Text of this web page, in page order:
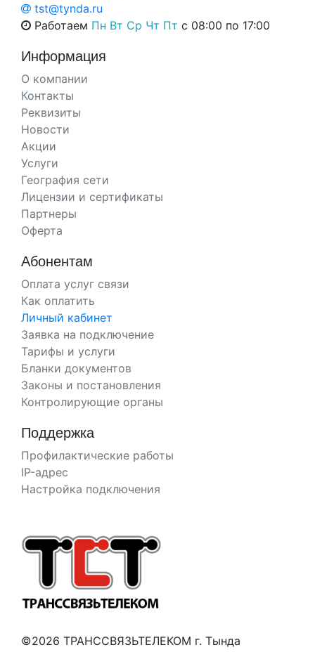
tst@tynda.ru
Работаем Пн Вт Ср Чт Пт с 08:00 по 17:00
Информация
О компании
Контакты
Реквизиты
Новости
Акции
Услуги
География сети
Лицензии и сертификаты
Партнеры
Оферта
Абонентам
Оплата услуг связи
Как оплатить
Личный кабинет
Заявка на подключение
Тарифы и услуги
Бланки документов
Законы и постановления
Контролирующие органы
Поддержка
Профилактические работы
IP-адрес
Настройка подключения
©2026 ТРАНССВЯЗЬТЕЛЕКОМ г. Тында